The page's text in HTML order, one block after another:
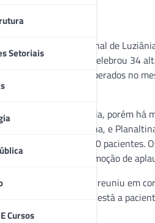
Setoriais
Cursos
o Hospital Regional de
A unidade de saúde celebrou 34
de 30 pacientes recuperados no
8,5 altas por dia.
reside em Luziânia, porém há
do Norte, Cristalina, e
de mais de 1200 pacientes.
homenagens, moção de
equipe do hospital se reuniu em
Entre os recuperados está a